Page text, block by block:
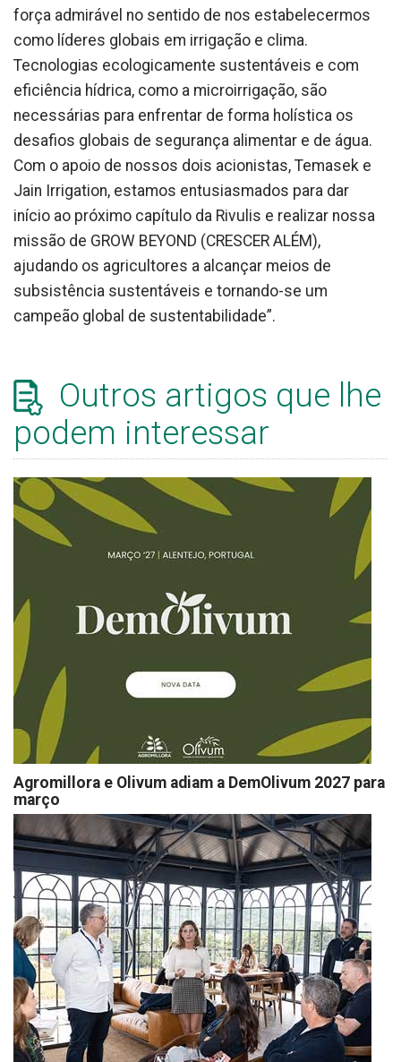
força admirável no sentido de nos estabelecermos
como líderes globais em irrigação e clima.
Tecnologias ecologicamente sustentáveis e com
eficiência hídrica, como a microirrigação, são
necessárias para enfrentar de forma holística os
desafios globais de segurança alimentar e de água.
Com o apoio de nossos dois acionistas, Temasek e
Jain Irrigation, estamos entusiasmados para dar
início ao próximo capítulo da Rivulis e realizar nossa
missão de GROW BEYOND (CRESCER ALÉM),
ajudando os agricultores a alcançar meios de
subsistência sustentáveis e tornando-se um
campeão global de sustentabilidade”.
Outros artigos que lhe
podem interessar
Agromillora e Olivum adiam a DemOlivum 2027 para
março